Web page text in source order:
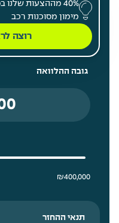
40% מההצעות
מימון מסוכנות רכב
רוצה
גובה ההלוואה
₪400,000
תנאי ההחזר